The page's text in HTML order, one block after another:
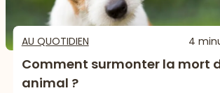
AU QUOTIDIEN 4
Comment surmonter la mort
animal ?